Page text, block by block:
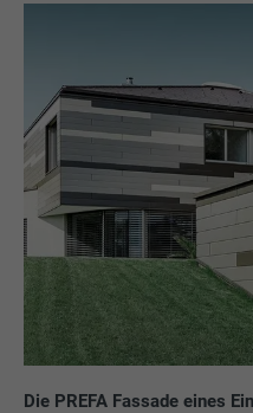
Die PREFA Fassade eines